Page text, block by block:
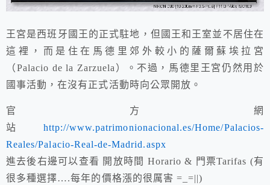
王宮是西班牙國王的正式駐地，但 國王和王室並不居住在
這裡，而是住在馬德里郊外較小的薩爾蘇埃拉宮
（Palacio de la Zarzuela）。不過，馬德里王宮仍然用於
國事活動，在沒有正式活動時向公眾開放。
官方網
站 http://www.patrimonionacional.es/Home/Palacios-
Reales/Palacio-Real-de-Madrid.aspx
進去後右邊可以查看 開放時間 Horario & 門票Tarifas (有
很多種選擇….每年的價格漲的很厲害 =_=||)